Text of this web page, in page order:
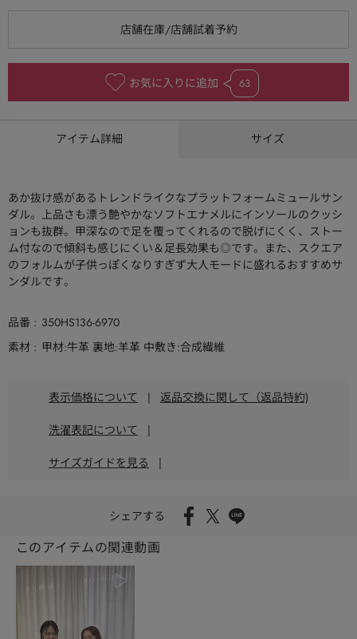
お気に入りに追加 63
アイテム詳細 サイズ
あか抜け感があるトレンドライクなプラットフォームミュールサン
ダル。上品さも漂う艶やかなソフトエナメルにインソールのクッシ
ョンも抜群。甲深なので足を覆ってくれるので脱げにくく、ストー
ム付なので傾斜も感じにくい＆足長効果も◎です。また、スクエア
のフォルムが子供っぽくなりすぎず大人モードに盛れるおすすめサ
ンダルです。
品番
350HS136-6970
素材
甲材:牛革 裏地:羊革 中敷き:合成繊維
表示価格について | 返品交換に関して（返品特約)
洗濯表記について |
サイズガイドを見る |
シェアする
このアイテムの関連動画